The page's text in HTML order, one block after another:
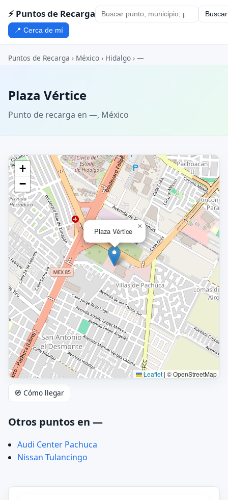
⚡ Puntos de Recarga Buscar
📍 Cerca de mí
Puntos de Recarga › México › Hidalgo › —
Plaza Vértice
Punto de recarga en —, México
Plaza Vértice
×
+
−
Leaflet | © OpenStreetMap
🧭 Cómo llegar
Otros puntos en —
Audi Center Pachuca
Nissan Tulancingo